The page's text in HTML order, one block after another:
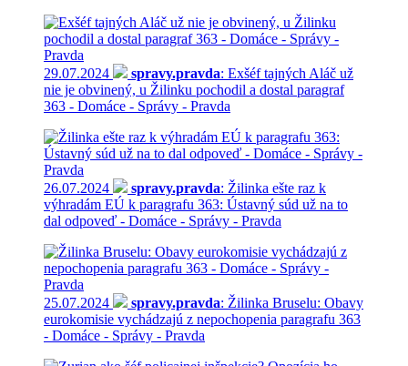
29.07.2024 spravy.pravda: Exšéf tajných Aláč už
nie je obvinený, u Žilinku pochodil a dostal paragraf
363 - Domáce - Správy - Pravda
26.07.2024 spravy.pravda: Žilinka ešte raz k
výhradám EÚ k paragrafu 363: Ústavný súd už na to
dal odpoveď - Domáce - Správy - Pravda
25.07.2024 spravy.pravda: Žilinka Bruselu: Obavy
eurokomisie vychádzajú z nepochopenia paragrafu 363
- Domáce - Správy - Pravda